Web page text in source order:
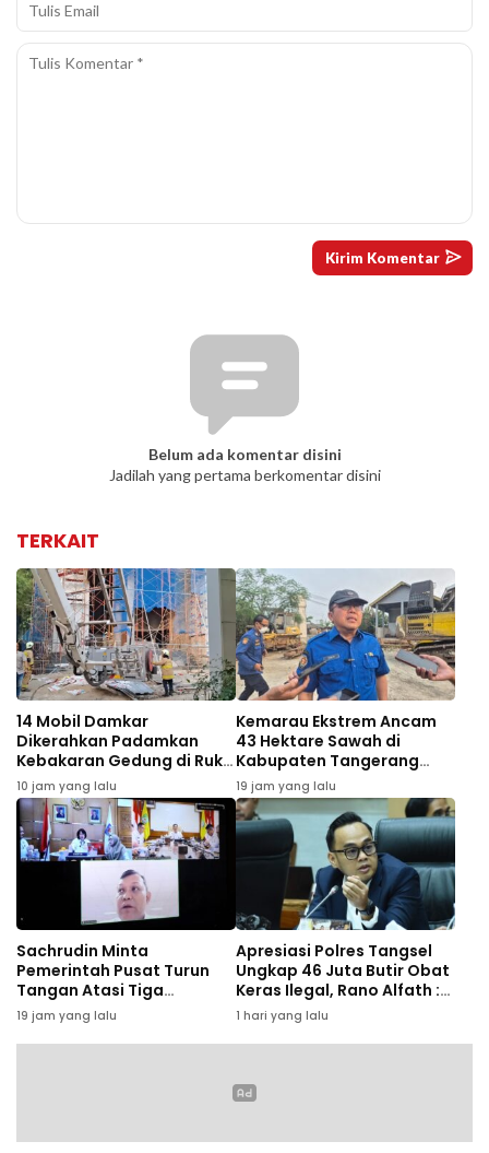
Belum ada komentar disini
Jadilah yang pertama berkomentar disini
TERKAIT
14 Mobil Damkar
Dikerahkan Padamkan
Kebakaran Gedung di Ruko
Central Cikini
10 jam yang lalu
Kemarau Ekstrem Ancam
43 Hektare Sawah di
Kabupaten Tangerang
Gagal Panen
19 jam yang lalu
Sachrudin Minta
Pemerintah Pusat Turun
Tangan Atasi Tiga
Persoalan Kota Tangerang
19 jam yang lalu
Apresiasi Polres Tangsel
Ungkap 46 Juta Butir Obat
Keras Ilegal, Rano Alfath :
Bukti Tetap Profesional
Jalankan Tugas
1 hari yang lalu